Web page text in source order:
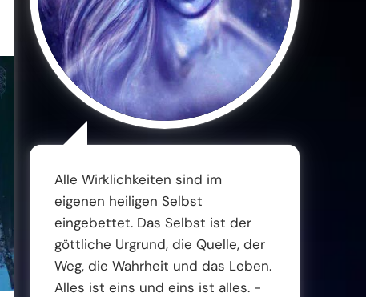
Alle Wirklichkeiten sind im
eigenen heiligen Selbst
eingebettet. Das Selbst ist der
göttliche Urgrund, die Quelle, der
Weg, die Wahrheit und das Leben.
Alles ist eins und eins ist alles. -